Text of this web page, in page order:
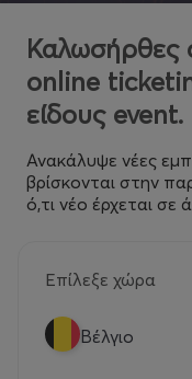
Καλωσήρθες
online
είδους event.
Ανακάλυψε νέες
βρίσκονται στην
ό,τι νέο έρχεται σε
Επίλεξε χώρα
Βέλγιο